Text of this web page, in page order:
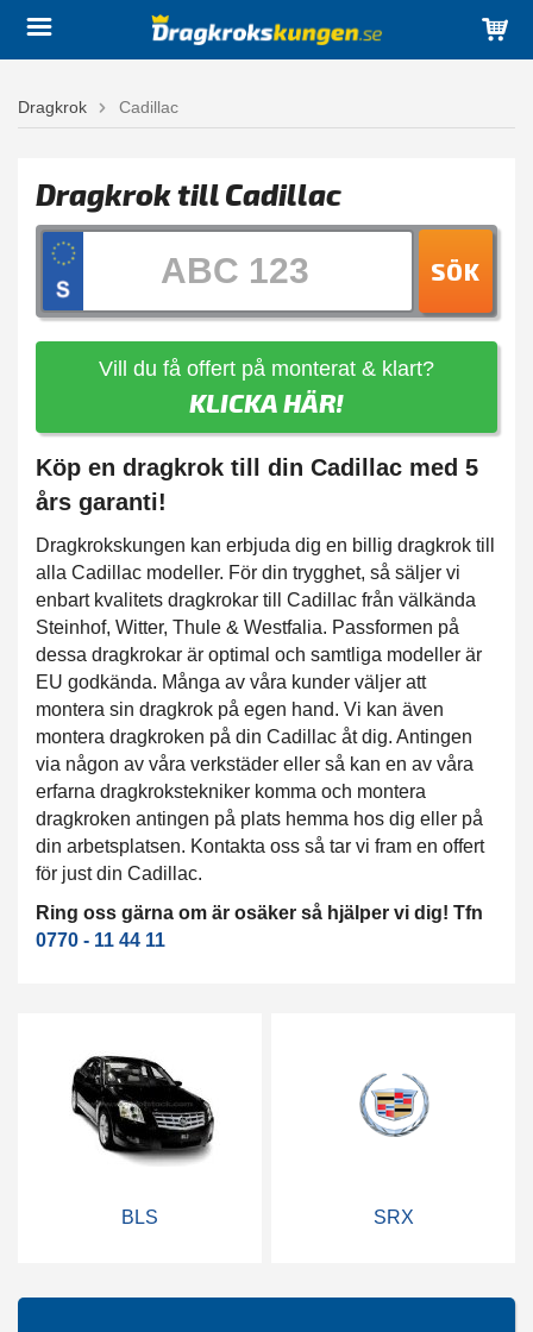
Dragkrok Cadillac
Dragkrok till Cadillac
SÖK
Vill du få offert på monterat & klart?
KLICKA HÄR!
Köp en dragkrok till din Cadillac med 5
års garanti!
Dragkrokskungen kan erbjuda dig en billig dragkrok till
alla Cadillac modeller. För din trygghet, så säljer vi
enbart kvalitets dragkrokar till Cadillac från välkända
Steinhof, Witter, Thule & Westfalia. Passformen på
dessa dragkrokar är optimal och samtliga modeller är
EU godkända. Många av våra kunder väljer att
montera sin dragkrok på egen hand. Vi kan även
montera dragkroken på din Cadillac åt dig. Antingen
via någon av våra verkstäder eller så kan en av våra
erfarna dragkrokstekniker komma och montera
dragkroken antingen på plats hemma hos dig eller på
din arbetsplatsen. Kontakta oss så tar vi fram en offert
för just din Cadillac.
Ring oss gärna om är osäker så hjälper vi dig! Tfn
0770 - 11 44 11
BLS SRX